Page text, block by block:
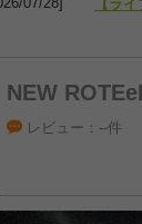
【ラ
07/28] 【ライ
NEW
レビュー：--件